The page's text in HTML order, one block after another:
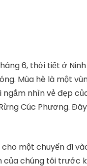
6, thời tiết ở
Mùa hè là một
nhìn vẻ đẹp
Cúc Phương.
cho một chuyến đi
của chúng tôi trước